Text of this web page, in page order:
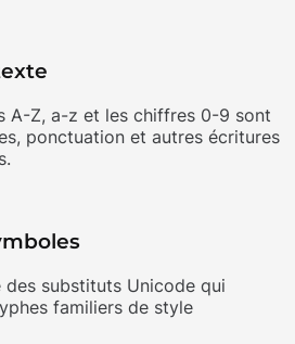
A-Z, a-z et les chiffres 0-9 sont
ponctuation et autres écritures
des substituts Unicode qui
familiers de style